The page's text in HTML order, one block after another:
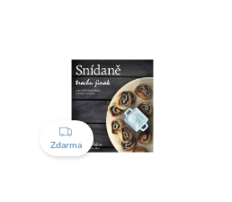
ZDARMA
Zdarma